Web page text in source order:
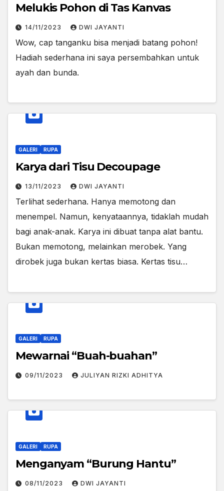
Melukis Pohon di Tas Kanvas
14/11/2023 DWI JAYANTI
Wow, cap tanganku bisa menjadi batang pohon!
Hadiah sederhana ini saya persembahkan untuk
ayah dan bunda.
GALERI RUPA
Karya dari Tisu Decoupage
13/11/2023 DWI JAYANTI
Terlihat sederhana. Hanya memotong dan
menempel. Namun, kenyataannya, tidaklah mudah
bagi anak-anak. Karya ini dibuat tanpa alat bantu.
Bukan memotong, melainkan merobek. Yang
dirobek juga bukan kertas biasa. Kertas tisu…
GALERI RUPA
Mewarnai “Buah-buahan”
09/11/2023 JULIYAN RIZKI ADHITYA
GALERI RUPA
Menganyam “Burung Hantu”
08/11/2023 DWI JAYANTI